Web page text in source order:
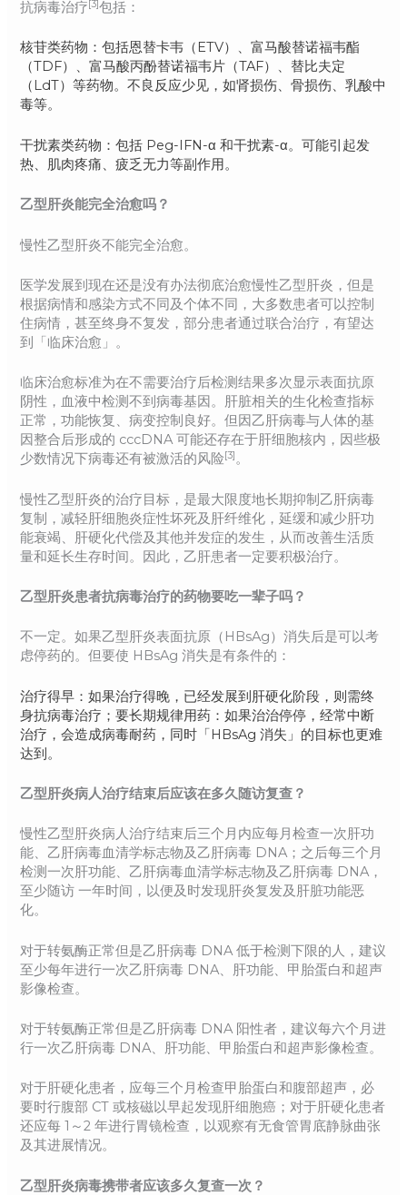
抗病毒治疗 [3]包括：
核苷类药物：包括恩替卡韦（ETV）、富马酸替诺福韦酯
（TDF）、富马酸丙酚替诺福韦片（TAF）、替比夫定
（LdT）等药物。不良反应少见，如肾损伤、骨损伤、乳酸中
毒等。
干扰素类药物：包括 Peg-IFN-α 和干扰素-α。可能引起发
热、肌肉疼痛、疲乏无力等副作用。
乙型肝炎能完全治愈吗？
慢性乙型肝炎不能完全治愈。
医学发展到现在还是没有办法彻底治愈慢性乙型肝炎，但是
根据病情和感染方式不同及个体不同，大多数患者可以控制
住病情，甚至终身不复发，部分患者通过联合治疗，有望达
到「临床治愈」。
临床治愈标准为在不需要治疗后检测结果多次显示表面抗原
阴性，血液中检测不到病毒基因。肝脏相关的生化检查指标
正常，功能恢复、病变控制良好。但因乙肝病毒与人体的基
因整合后形成的 cccDNA 可能还存在于肝细胞核内，因些极
少数情况下病毒还有被激活的风险[3]。
慢性乙型肝炎的治疗目标，是最大限度地长期抑制乙肝病毒
复制，减轻肝细胞炎症性坏死及肝纤维化，延缓和减少肝功
能衰竭、肝硬化代偿及其他并发症的发生，从而改善生活质
量和延长生存时间。因此，乙肝患者一定要积极治疗。
乙型肝炎患者抗病毒治疗的药物要吃一辈子吗？
不一定。如果乙型肝炎表面抗原（HBsAg）消失后是可以考
虑停药的。但要使 HBsAg 消失是有条件的：
治疗得早：如果治疗得晚，已经发展到肝硬化阶段，则需终
身抗病毒治疗；要长期规律用药：如果治治停停，经常中断
治疗，会造成病毒耐药，同时「HBsAg 消失」的目标也更难
达到。
乙型肝炎病人治疗结束后应该在多久随访复查？
慢性乙型肝炎病人治疗结束后三个月内应每月检查一次肝功
能、乙肝病毒血清学标志物及乙肝病毒 DNA；之后每三个月
检测一次肝功能、乙肝病毒血清学标志物及乙肝病毒 DNA，
至少随访 一年时间，以便及时发现肝炎复发及肝脏功能恶
化。
对于转氨酶正常但是乙肝病毒 DNA 低于检测下限的人，建议
至少每年进行一次乙肝病毒 DNA、肝功能、甲胎蛋白和超声
影像检查。
对于转氨酶正常但是乙肝病毒 DNA 阳性者，建议每六个月进
行一次乙肝病毒 DNA、肝功能、甲胎蛋白和超声影像检查。
对于肝硬化患者，应每三个月检查甲胎蛋白和腹部超声，必
要时行腹部 CT 或核磁以早起发现肝细胞癌；对于肝硬化患者
还应每 1～2 年进行胃镜检查，以观察有无食管胃底静脉曲张
及其进展情况。
乙型肝炎病毒携带者应该多久复查一次？